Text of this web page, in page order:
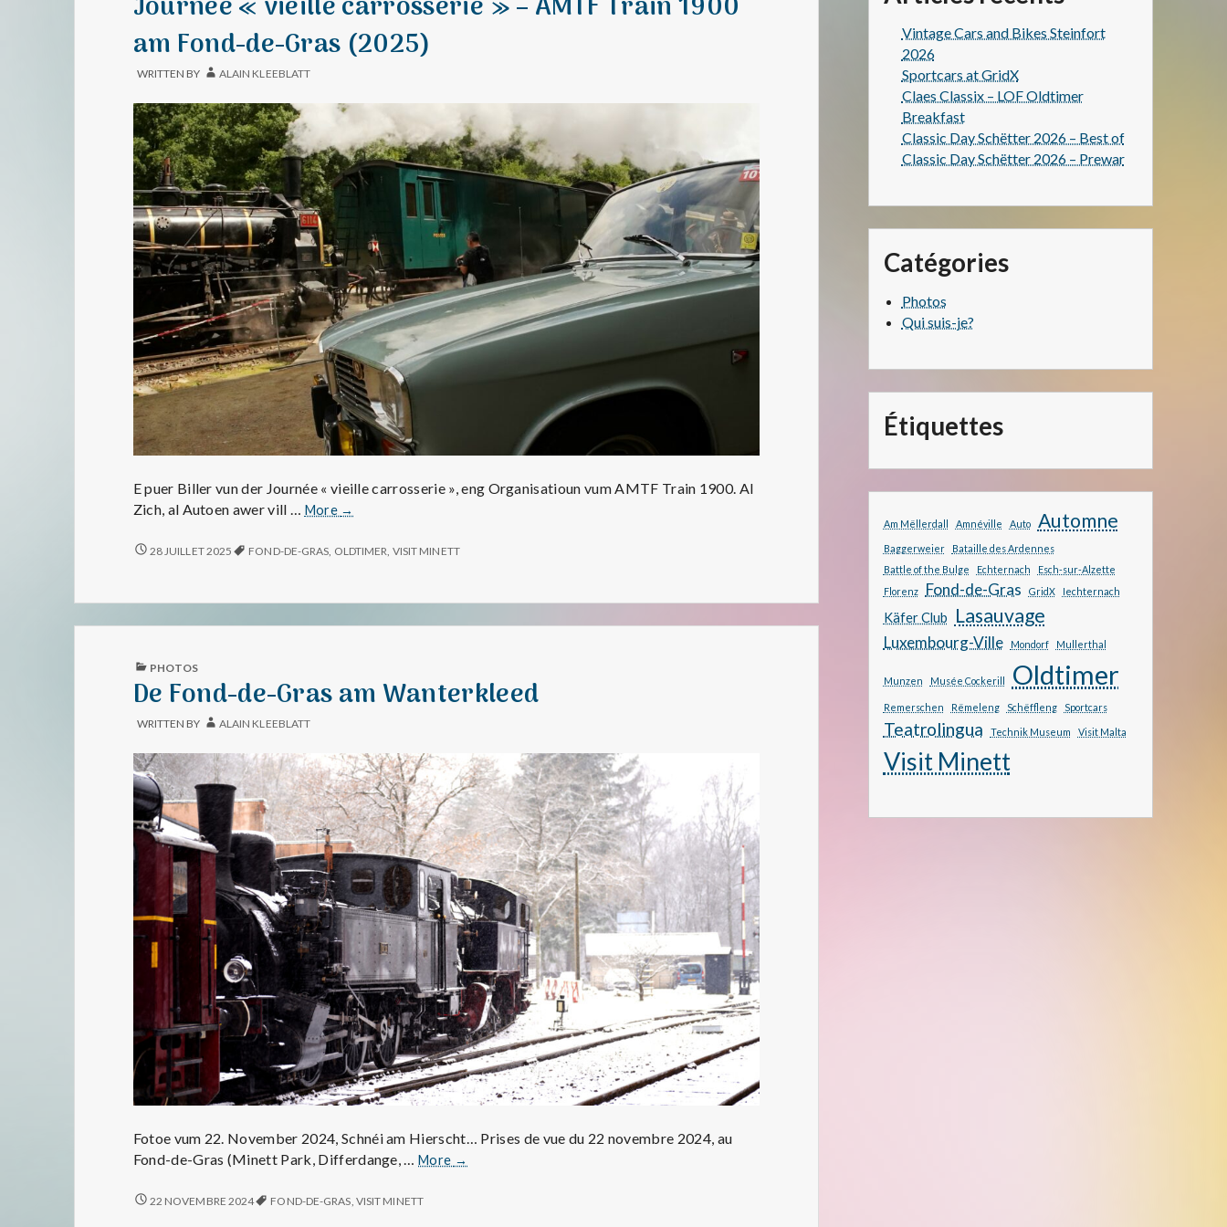
am Fond-de-Gras (2025)
WRITTEN BY ALAIN KLEEBLATT
E puer Biller vun der Journée « vieille carrosserie », eng Organisatioun vum AMTF Train 1900. Al
Zich, al Autoen awer vill … More
Journée
carrosserie »
Train
1900
Gras
→
JOURNÉE
TRAIN
FOND-
DE-
GRAS
(2025)
28 JUILLET 2025 FOND-DE-GRAS OLDTIMER VISIT MINETT
PUBLISHED
PHOTOS
De Fond-de-Gras am Wanterkleed
WRITTEN BY ALAIN KLEEBLATT
Fotoe vum 22. November 2024, Schnéi am Hierscht… Prises de vue du 22 novembre 2024, au
Fond-de-Gras (Minett Park, Differdange, …More
De
→
DE
22 NOVEMBRE 2024 FOND-DE-GRAS VISIT MINETT
Vintage Cars and Bikes Steinfort
2026
Sportcars at GridX
Claes Classix – LOF Oldtimer
Breakfast
Classic Day Schëtter 2026 – Best of
Classic Day Schëtter 2026 – Prewar
Catégories
Photos
Qui suis-je?
Étiquettes
Am Mëllerdall Amnéville Auto Automne
Baggerweier
Bataille des Ardennes
Battle of the Bulge
Echternach
Esch-sur-Alzette
Florenz
Fond-de-Gras GridX Iechternach
Käfer Club Lasauvage
Luxembourg-Ville Mondorf Mullerthal
Munzen Musée Cockerill Oldtimer
Remerschen Rëmeleng Schëffleng Sportcars
Teatrolingua Technik Museum Visit Malta
Visit Minett